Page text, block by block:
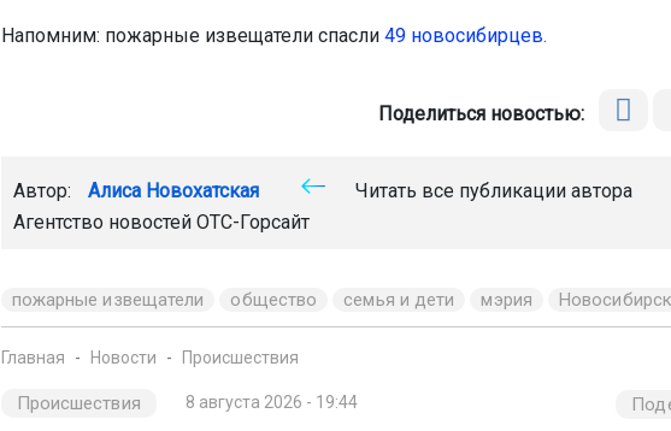
Напомним: пожарные извещатели спасли 49 новосибирцев.
Поделиться новостью:
Автор: Алиса Новохатская
Читать все публикации автора
Агентство новостей ОТС-Горсайт
пожарные извещатели общество семья и дети мэрия Новосибирск
Главная Новости Происшествия
Происшествия 8 августа 2026 - 19:44